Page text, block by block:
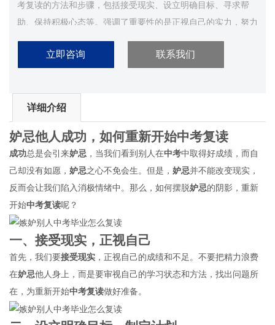
考复读的方法和步骤，包括接受现实、设立明确目标、寻求帮
助、保持积极心态等。强调了重要性的是正视自己的实力，努力
提升，相信自己能够取得成功。...
立即咨询 联系我们
详细介绍
妒忌他人成功 ，如何重新开始中考复读
成功总是会引来妒忌 ，当我们看到别人在中考中取得好成绩，而自
己却没有如愿，妒忌之心不免会生。但是，妒忌并不能改变现实，
反而会让我们陷入消极情绪中。那么，如何摆脱妒忌的阴影，重新
开始中考复读呢？
一、接受现实 ，正视自己
首先，我们要接受现实 ，正视自己的成绩和不足。不要把精力浪费
在妒忌他人身上，而是要审视自己的学习状态和方法，找出问题所
在，为重新开始中考复读做好准备。